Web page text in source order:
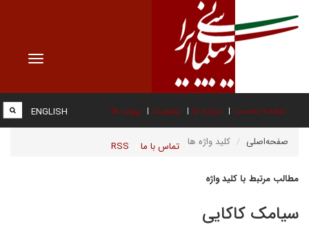
Toggle
صفحه نخست درباره ما عضویت پیوند ها
تماس با ما RSS
ENGLISH
صفحه‌اصلی کلید واژه ها
مطالب مرتبط با کلید واژه
سیامک کاکایی